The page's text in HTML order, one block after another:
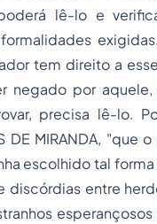
lê-lo e
tem direito a
negado por
precisa lê-lo.
DE MIRANDA, "que
escolhido tal
discórdias entre